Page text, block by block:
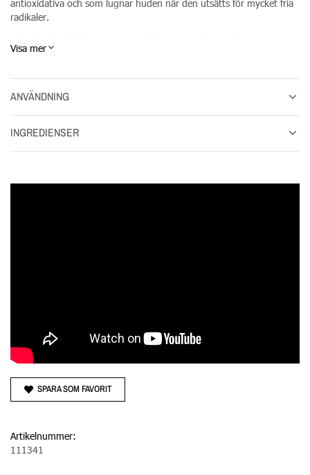
ANVÄNDNING
INGREDIENSER
antioxidativa och som lugnar huden när den utsätts för mycket fria
radikaler.
• Chiafröolja (Salvia Hispanica Oil) har antioxidativa och
mjukgörande egenskaper.
BioLumin-C Serum från Dermalogica finns i tre storlekar: 10 ml, 30
Visa mer
SPARA SOM FAVORIT
Artikelnummer:
111341